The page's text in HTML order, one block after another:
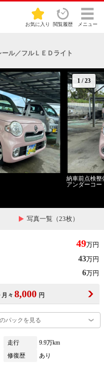
お気に入り 閲覧履歴 メニュー
ル／フルＬＥＤライト
1 /23
納車前点検整
アンダーコー
写真一覧（23枚）
49万円
43万円
6万円
月々 8,000 円
パックを見る
走行
9.9万km
修復歴
あり